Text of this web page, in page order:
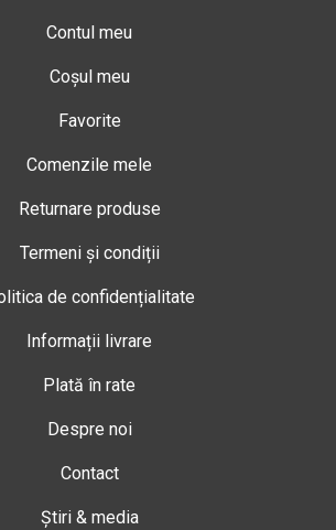
Contul meu
Coșul meu
Favorite
Comenzile mele
Returnare produse
Termeni și condiții
de confidențialitate
Informații livrare
Plată în rate
Despre noi
Contact
Știri & media